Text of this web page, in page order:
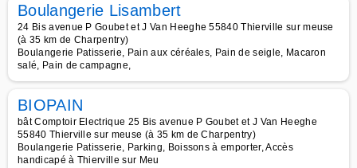
Boulangerie Lisambert
24 Bis avenue P Goubet et J Van Heeghe 55840 Thierville sur meuse
(à 35 km de Charpentry)
Boulangerie Patisserie, Pain aux céréales, Pain de seigle, Macaron
salé, Pain de campagne,
BIOPAIN
bât Comptoir Electrique 25 Bis avenue P Goubet et J Van Heeghe
55840 Thierville sur meuse (à 35 km de Charpentry)
Boulangerie Patisserie, Parking, Boissons à emporter, Accès
handicapé à Thierville sur Meu